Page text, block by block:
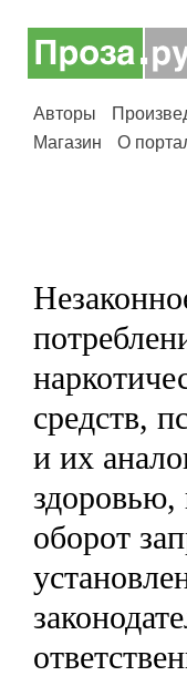
Авторы
Магазин
О
средств,
и их
здоровью,
оборот